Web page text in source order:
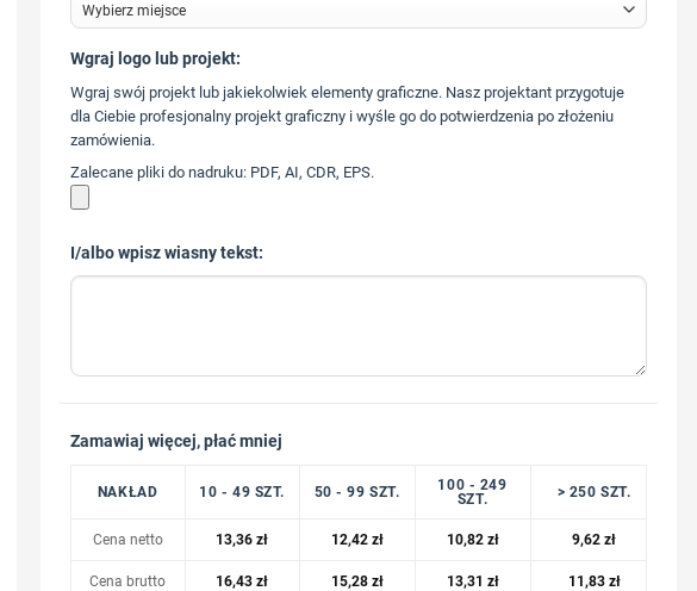
573 568 217
Wgraj logo lub projekt:
Wgraj swój projekt lub jakiekolwiek elementy graficzne. Nasz projektant przygotuje
dla Ciebie profesjonalny projekt graficzny i wyśle go do potwierdzenia po złożeniu
zamówienia.
Zalecane pliki do nadruku: PDF, AI, CDR, EPS.
I/albo wpisz wiasny tekst:
Zamawiaj więcej, płać mniej
NAKŁAD 10 - 49 SZT. 50 - 99 SZT.
100 - 249
SZT.
> 250 SZT.
Cena netto 13,36zł 12,42 zł 10,82 zł 9,62zł
Cena brutto 16,43zł 15,28 zł 13,31 zł 11,83 zł